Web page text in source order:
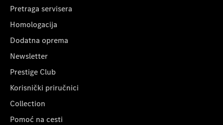
Pretraga servisera
Homologacija
Dodatna oprema
Newsletter
Prestige Club
Korisnički priručnici
Collection
Pomoć na cesti